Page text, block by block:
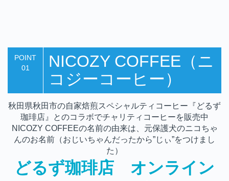
POINT
01
NICOZY COFFEE（ニ
コジーコーヒー）
秋田県秋田市の自家焙煎スペシャルティコーヒー『どるず
珈琲店』とのコラボでチャリティコーヒーを販売中
NICOZY COFFEEの名前の由来は、元保護犬のニコちゃ
んのお名前（おじいちゃんだったから”じぃ”をつけまし
た）
どるず珈琲店 オンライン